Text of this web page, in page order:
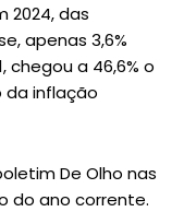
2024, das
apenas 3,6%
chegou a 46,6% o
da inflação
De Olho nas
do ano corrente.